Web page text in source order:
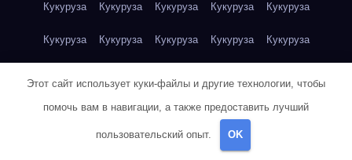
Кукуруза Кукуруза Кукуруза Кукуруза Кукуруза
Кукуруза Кукуруза Кукуруза Кукуруза Кукуруза
Куриная грудка Куриная грудка Куриная грудка
Куриная грудка Куриная грудка Куриная грудка
Этот сайт использует куки-файлы и другие технологии, чтобы
помочь вам в навигации, а также предоставить лучший
пользовательский опыт. OK